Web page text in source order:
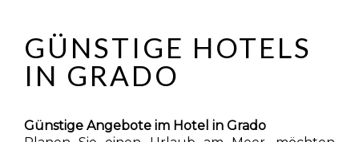
Dal 07/08/2026 Al 08/08/2026
GÜNSTIGE HOTELS
IN GRADO
Günstige Angebote im Hotel in Grado